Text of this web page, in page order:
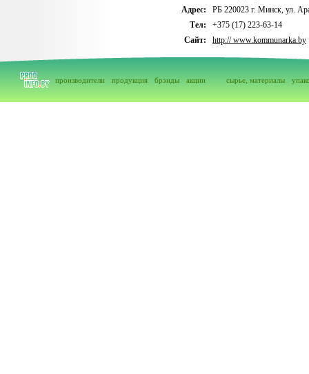
Адрес:
РБ 220023 г. Минск, ул.
Тел:
+375 (17) 223-63-14
Сайт:
http:// www.kommunarka.by
производители продукция брэнды акции сырье, материалы